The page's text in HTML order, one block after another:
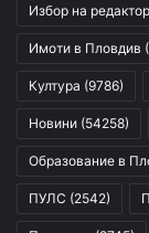
Избор на
Имоти в Пловдив
Култура (9786)
Новини (54258)
Образование в
ПУЛС (2542)